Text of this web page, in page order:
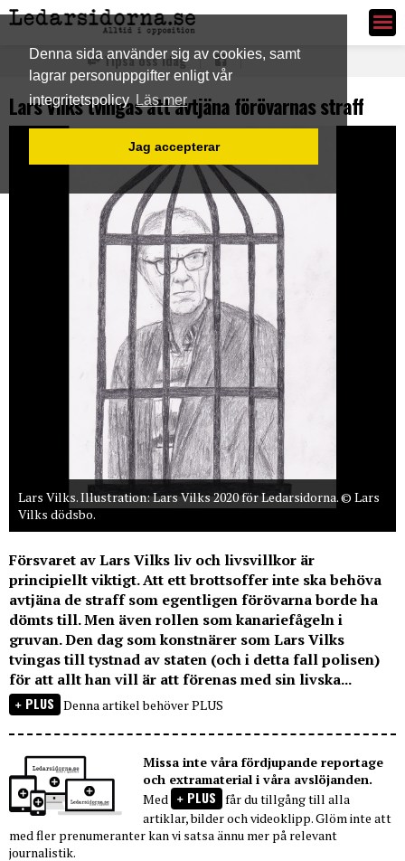
Denna sida använder sig av cookies, samt
lagrar personuppgifter enligt vår
integritetspolicy Läs mer
Jag accepterar
Ledarsidorna.se
Tipsa oss idag
Lars Vilks tvingas att avtjäna förövarnas straff
Lars Vilks. Illustration: Lars Vilks 2020 för Ledarsidorna. © Lars
Vilks dödsbo.
Försvaret av Lars Vilks liv och livsvillkor är
principiellt viktigt. Att ett brottsoffer inte ska behöva
avtjäna de straff som egentligen förövarna borde ha
dömts till. Men även rollen som kanariefågeln i
gruvan. Den dag som konstnärer som Lars Vilks
tvingas till tystnad av staten (och i detta fall polisen)
för att allt han vill är att förenas med sin livska...
PLUS Denna artikel behöver PLUS
Missa inte våra fördjupande reportage
och extramaterial i våra avslöjanden.
Med
PLUS får du tillgång till alla
artiklar, bilder och videoklipp. Glöm inte att
med fler prenumeranter kan vi satsa ännu mer på relevant
journalistik.